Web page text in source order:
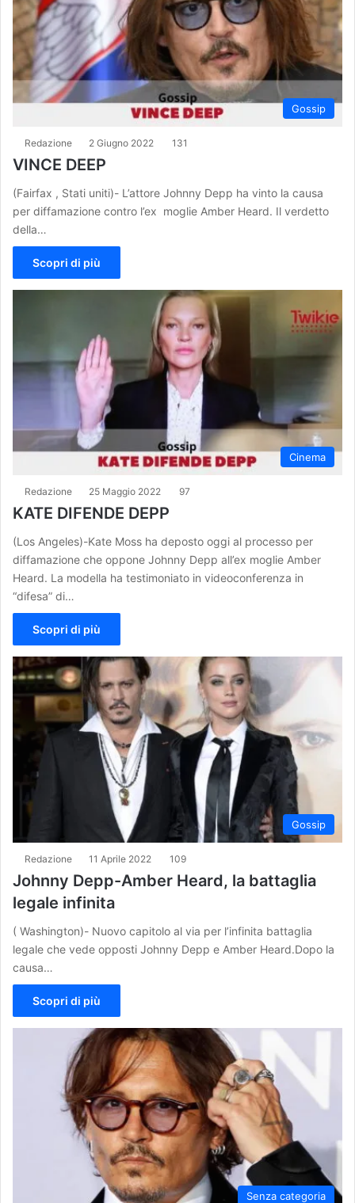
Gossip
Redazione 2 Giugno 2022 131
VINCE DEEP
(Fairfax , Stati uniti)- L’attore Johnny Depp ha vinto la causa
per diffamazione contro l’ex moglie Amber Heard. Il verdetto
della…
Scopri di più
Cinema
Redazione 25 Maggio 2022 97
KATE DIFENDE DEPP
(Los Angeles)-Kate Moss ha deposto oggi al processo per
diffamazione che oppone Johnny Depp all’ex moglie Amber
Heard. La modella ha testimoniato in videoconferenza in
“difesa” di…
Scopri di più
Gossip
Redazione 11 Aprile 2022 109
Johnny Depp-Amber Heard, la battaglia
legale infinita
( Washington)- Nuovo capitolo al via per l’infinita battaglia
legale che vede opposti Johnny Depp e Amber Heard.Dopo la
causa…
Scopri di più
Senza categoria